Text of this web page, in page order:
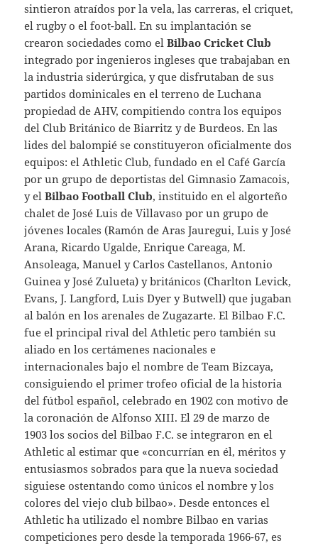
sintieron atraídos por la vela, las carreras, el criquet,
el rugby o el foot-ball. En su implantación se
crearon sociedades como elBilbao Cricket Club
integrado por ingenieros ingleses que trabajaban en
la industria siderúrgica, y que disfrutaban de sus
partidos dominicales en el terreno de Luchana
propiedad de AHV, compitiendo contra los equipos
del Club Británico de Biarritz y de Burdeos. En las
lides del balompié se constituyeron oficialmente dos
equipos: el Athletic Club, fundado en el Café García
por un grupo de deportistas del Gimnasio Zamacois,
y elBilbao Football Club, instituido en el algorteño
chalet de José Luis de Villavaso por un grupo de
jóvenes locales (Ramón de Aras Jauregui, Luis y José
Arana, Ricardo Ugalde, Enrique Careaga, M.
Ansoleaga, Manuel y Carlos Castellanos, Antonio
Guinea y José Zulueta) y británicos (Charlton Levick,
Evans, J. Langford, Luis Dyer y Butwell) que jugaban
al balón en los arenales de Zugazarte. El Bilbao F.C.
fue el principal rival del Athletic pero también su
aliado en los certámenes nacionales e
internacionales bajo el nombre de Team Bizcaya,
consiguiendo el primer trofeo oficial de la historia
del fútbol español, celebrado en 1902 con motivo de
la coronación de Alfonso XIII. El 29 de marzo de
1903 los socios del Bilbao F.C. se integraron en el
Athletic al estimar que «concurrían en él, méritos y
entusiasmos sobrados para que la nueva sociedad
siguiese ostentando como únicos el nombre y los
colores del viejo club bilbao». Desde entonces el
Athletic ha utilizado el nombre Bilbao en varias
competiciones pero desde la temporada 1966-67, es